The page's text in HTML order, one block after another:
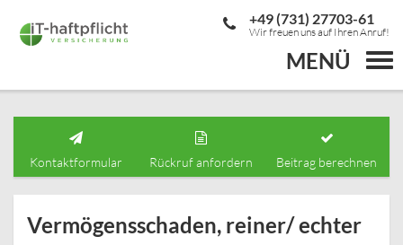
MENÜ
+49 (731) 27703-61
Wir freuen uns auf Ihren Anruf!
Kontaktformular Rückruf anfordern Beitrag berechnen
Vermögensschaden, reiner/ echter